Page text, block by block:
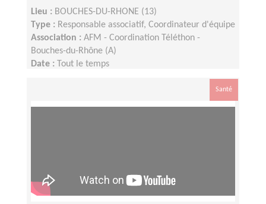
Lieu : BOUCHES-DU-RHONE (13)
Type : Responsable associatif, Coordinateur d'équipe
Association : AFM - Coordination Téléthon -
Bouches-du-Rhône (A)
Date :
Tout le temps
Quelques heures par
Santé